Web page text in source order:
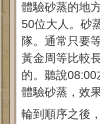
體驗砂蒸的地
50位大人。砂
隊。通常只要
黃金周等比較
的。聽說
體驗砂蒸，效
輪到順序之後